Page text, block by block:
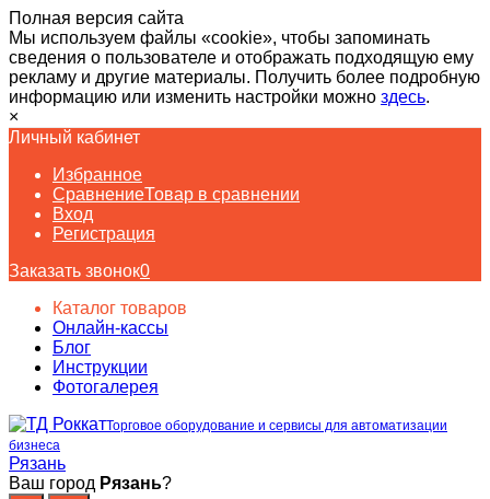
Полная версия сайта
Мы используем файлы «cookie», чтобы запоминать
сведения о пользователе и отображать подходящую ему
рекламу и другие материалы. Получить более подробную
информацию или изменить настройки можно здесь.
×
Личный кабинет
Избранное
СравнениеТовар в сравнении
Вход
Регистрация
Заказать звонок0
Каталог товаров
Онлайн-кассы
Блог
Инструкции
Фотогалерея
Торговое оборудование и сервисы для автоматизации
бизнеса
Рязань
Ваш город Рязань?